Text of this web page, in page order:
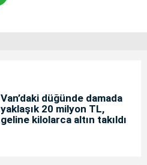
Van’daki düğünde damada
yaklaşık 20 milyon TL,
geline kilolarca altın takıldı